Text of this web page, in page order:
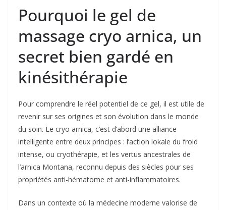
Pourquoi le gel de
massage cryo arnica, un
secret bien gardé en
kinésithérapie
Pour comprendre le réel potentiel de ce gel, il est utile de
revenir sur ses origines et son évolution dans le monde
du soin. Le cryo arnica, c’est d’abord une alliance
intelligente entre deux principes : l’action lokale du froid
intense, ou cryothérapie, et les vertus ancestrales de
l’arnica Montana, reconnu depuis des siècles pour ses
propriétés anti-hématome et anti-inflammatoires.
Dans un contexte où la médecine moderne valorise de